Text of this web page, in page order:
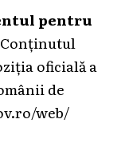
pentru
oficială a
de
web/